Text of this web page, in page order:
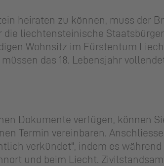
hei­ra­ten zu kön­nen, muss der
die liech­ten­stei­ni­sche
Wohn­sitz im Fürs­ten­tum
das 18. Le­bens­jahr
Do­ku­men­te ver­fü­gen, kön­nen
Ter­min ver­ein­ba­ren.
ver­kün­det", indem es wäh­rend
und beim Liecht.